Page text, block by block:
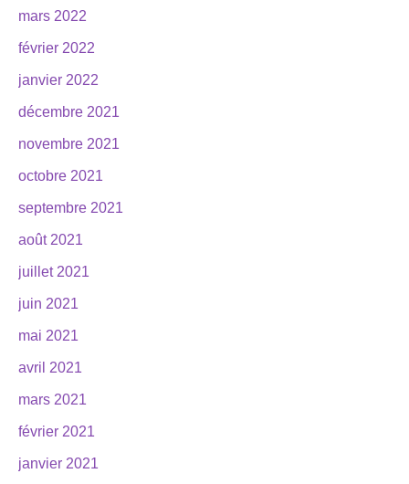
mars 2022
février 2022
janvier 2022
décembre 2021
novembre 2021
octobre 2021
septembre 2021
août 2021
juillet 2021
juin 2021
mai 2021
avril 2021
mars 2021
février 2021
janvier 2021